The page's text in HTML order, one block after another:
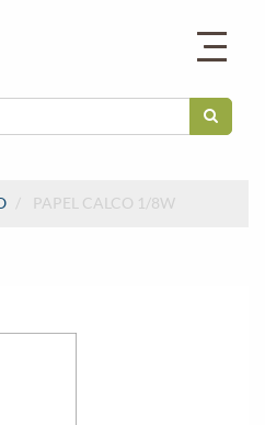
PAPEL CALCO 1/8W